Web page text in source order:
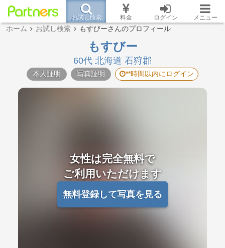
お試し検索 料金 ログイン メニュー
ホーム お試し検索 もすびーさんのプロフィール
もすびー
60代 北海道 石狩郡
本人証明 写真証明 **時間以内にログイン
女性は完全無料で
ご利用いただけます
無料登録して写真を見る